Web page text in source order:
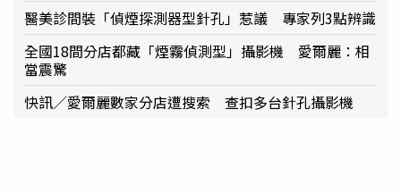
醫美診間裝「偵煙探測器型針孔」惹議 專家列3點辨識
全國18間分店都藏「煙霧偵測型」攝影機 愛爾麗：相
當震驚
快訊／愛爾麗數家分店遭搜索 查扣多台針孔攝影機